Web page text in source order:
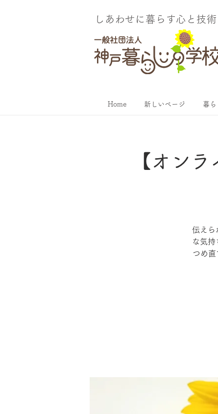
しあわせに暮らす​心と技
Home 新しいページ 暮ら
【オン
伝えら
な気
つめ